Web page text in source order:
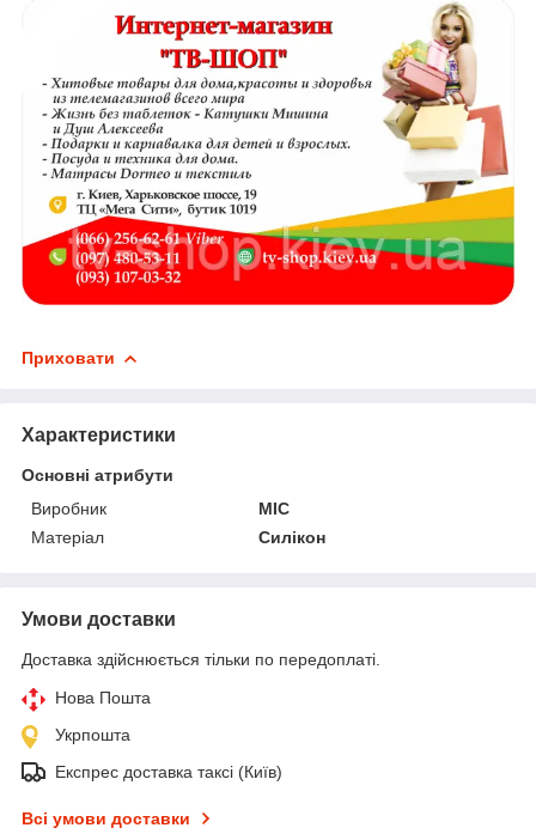
Приховати
Характеристики
Основні атрибути
Виробник
MIC
Матеріал
Силікон
Умови доставки
Доставка здійснюється тільки по передоплаті.
Нова Пошта
Укрпошта
Експрес доставка таксі (Київ)
Всі умови доставки